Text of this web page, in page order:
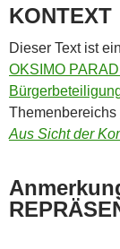
KONTEXT
Dieser Text ist
OKSIMO
Themenbereichs
Aus Sicht der